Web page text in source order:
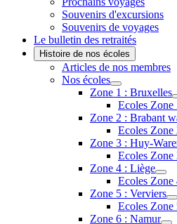
Souvenirs d'excursions
Souvenirs de voyages
Le bulletin des retraités
Histoire de nos écoles
Articles de nos membres
Nos écoles
Zone 1 : Bruxelles
Ecoles Zone
Zone 2 : Brabant
Ecoles Zone
Zone 3 : Huy-
Ecoles Zone
Zone 4 : Liège
Ecoles Zone
Zone 5 : Verviers
Ecoles Zone
Zone 6 : Namur